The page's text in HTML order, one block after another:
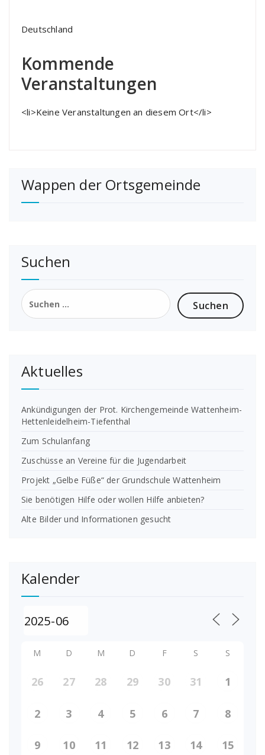
Deutschland
Kommende
Veranstaltungen
<li>Keine Veranstaltungen an diesem Ort</li>
Wappen der Ortsgemeinde
Suchen
Suchen
nach:
Aktuelles
Ankündigungen der Prot. Kirchengemeinde Wattenheim-
Hettenleidelheim-Tiefenthal
Zum Schulanfang
Zuschüsse an Vereine für die Jugendarbeit
Projekt „Gelbe Füße“ der Grundschule Wattenheim
Sie benötigen Hilfe oder wollen Hilfe anbieten?
Alte Bilder und Informationen gesucht
Kalender
M D M D F S S
26 27 28 29 30 31 1
2 3 4 5 6 7 8
9 10 11 12 13 14 15